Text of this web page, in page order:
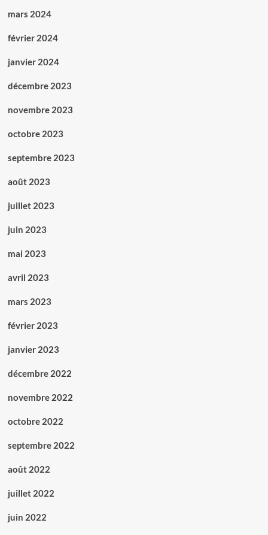
mars 2024
février 2024
janvier 2024
décembre 2023
novembre 2023
octobre 2023
septembre 2023
août 2023
juillet 2023
juin 2023
mai 2023
avril 2023
mars 2023
février 2023
janvier 2023
décembre 2022
novembre 2022
octobre 2022
septembre 2022
août 2022
juillet 2022
juin 2022